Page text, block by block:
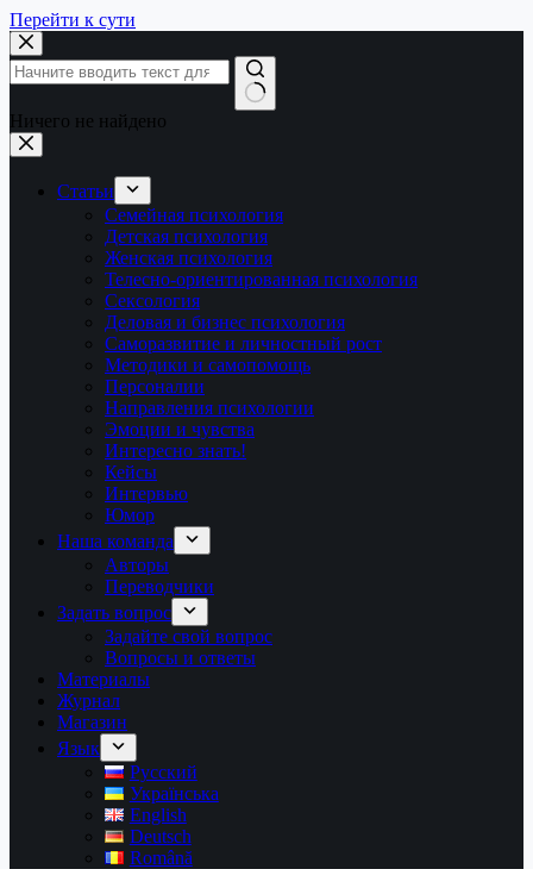
Перейти к сути
Ничего не найдено
Статьи
Семейная психология
Детская психология
Женская психология
Телесно-ориентированная психология
Сексология
Деловая и бизнес психология
Саморазвитие и личностный рост
Методики и самопомощь
Персоналии
Направления психологии
Эмоции и чувства
Интересно знать!
Кейсы
Интервью
Юмор
Наша команда
Авторы
Переводчики
Задать вопрос
Задайте свой вопрос
Вопросы и ответы
Материалы
Журнал
Магазин
Язык
Русский
Українська
English
Deutsch
Română